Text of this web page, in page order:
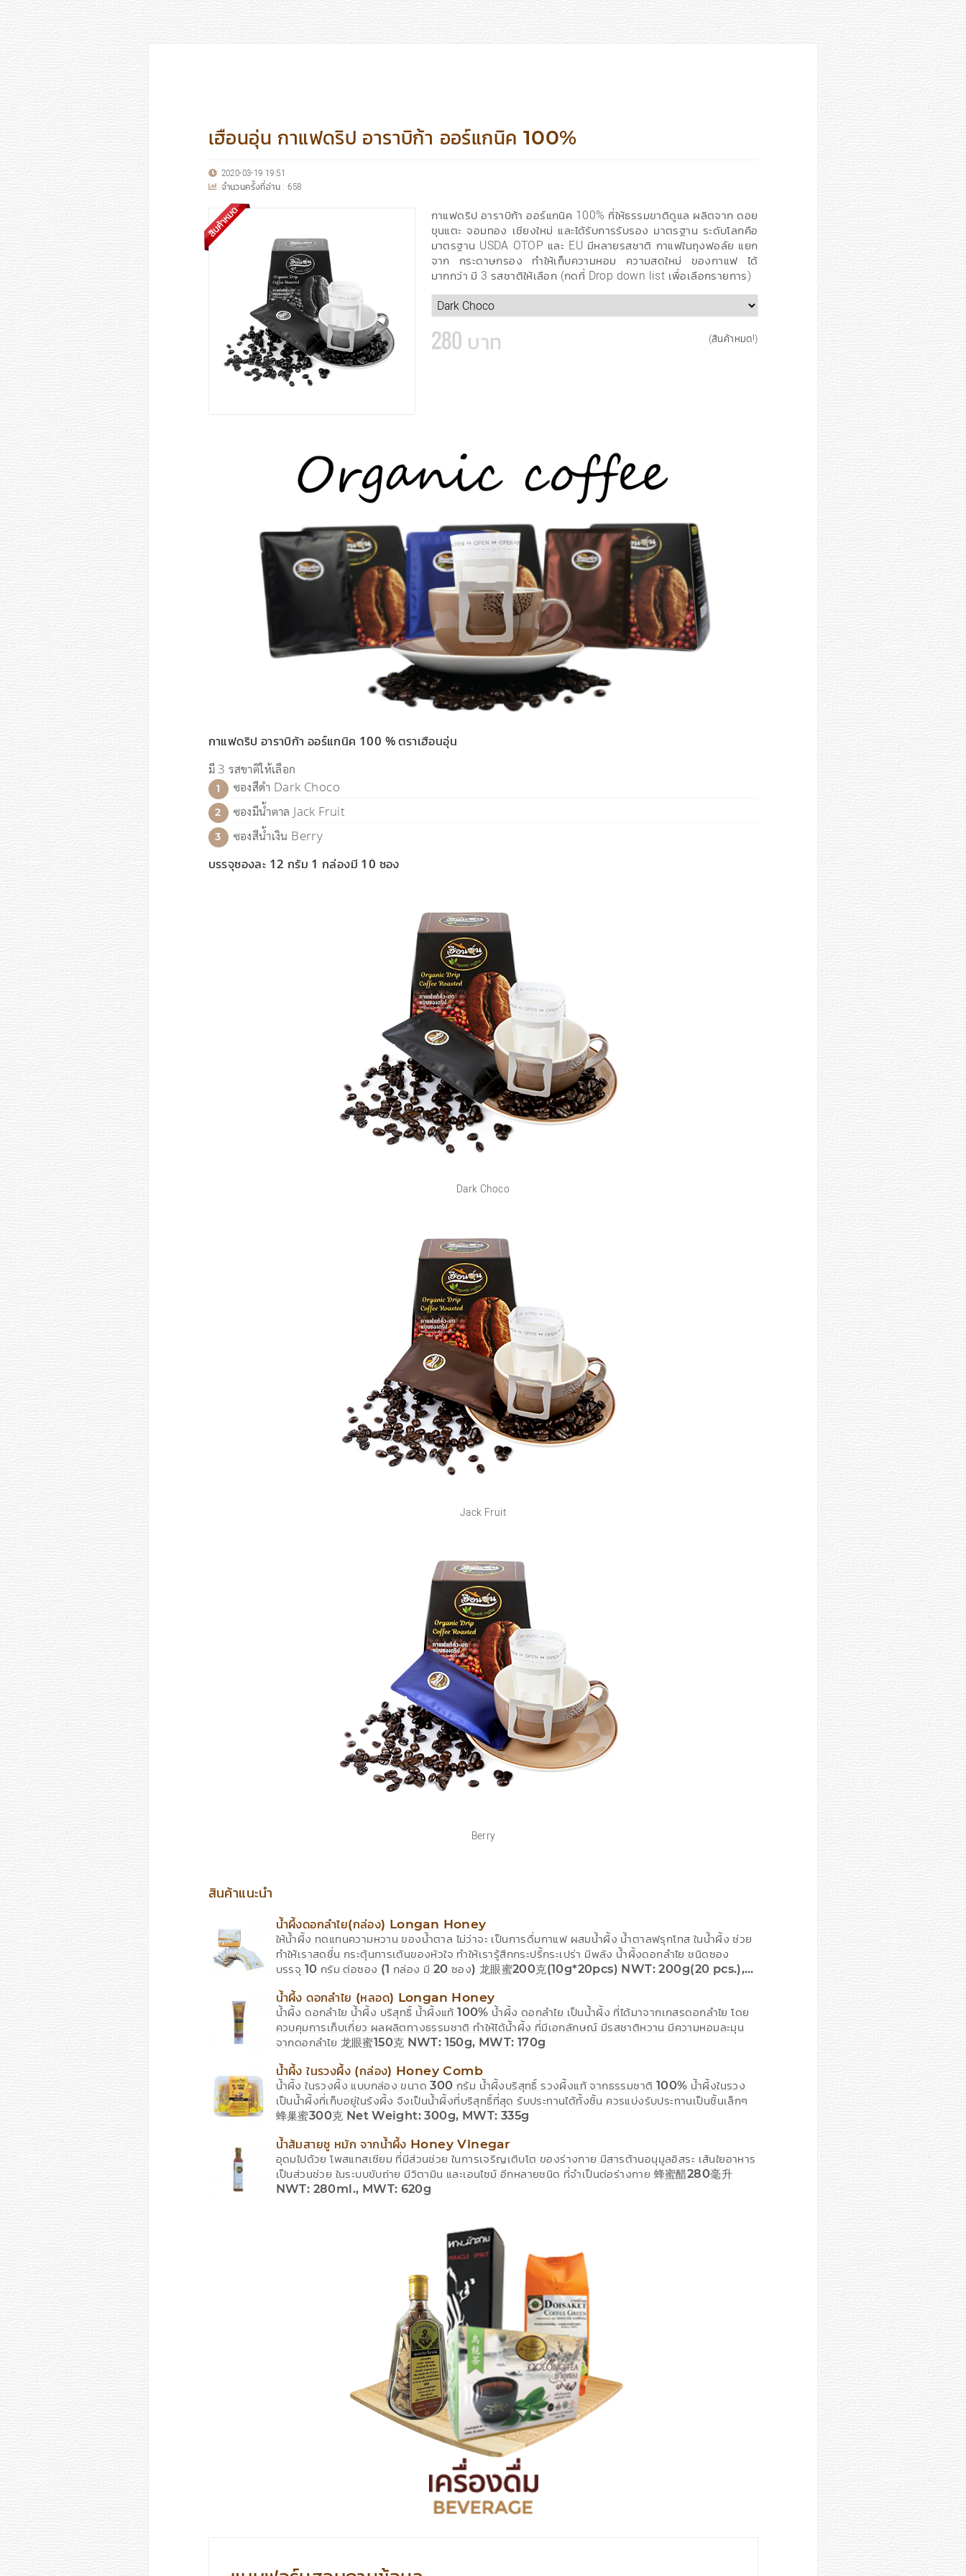
เฮือนอุ่น กาแฟดริป อาราบิก้า ออร์แกนิค 100%
2020-03-19 19:51
จำนวนครั้งที่อ่าน :658
กาแฟดริป อาราบิก้า ออร์แกนิค 100% ที่ให้ธรรมขาติดูแล ผลิตจาก ดอย
ขุนแตะ จอมทอง เชียงใหม่ และได้รับการรับรอง มาตรฐาน ระดับโลกคือ
มาตรฐาน USDA OTOP และ EU มีหลายรสชาติ กาแฟในถุงฟอล์ย แยก
จาก กระดาษกรอง ทำให้เก็บความหอม ความสดใหม่ ของกาแฟ ได้
มากกว่า มี 3 รสชาติให้เลือก (กดที่ Drop down list เพื่อเลือกรายการ)
280 บาท (สินค้าหมด!)
กาแฟดริป อาราบิก้า ออร์แกนิค 100 % ตราเฮือนอุ่น
มี 3 รสขาติให้เลือก
ซองสีดำ Dark Choco
ซองมีน้ำตาล Jack Fruit
ซองสีน้ำเงิน Berry
บรรจุซองละ 12 กรัม 1 กล่องมี 10 ซอง
Dark Choco
Jack Fruit
Berry
สินค้าแนะนำ
น้ำผึ้งดอกลำไย(กล่อง) Longan Honey
ให้น้ำผึ้ง ทดแทนความหวาน ของน้ำตาล ไม่ว่าจะ เป็นการดื่มกาแฟ ผสมน้ำผึ้ง น้ำตาลฟรุกโทส ในน้ำผึ้ง ช่วย
ทำให้เราสดชื่น กระตุ้นการเต้นของหัวใจ ทำให้เรารู้สึกกระปรี้กระเปร่า มีพลัง น้ำผึ้งดอกลำไย ชนิดซอง
บรรจุ 10 กรัม ต่อซอง (1 กล่อง มี 20 ซอง) 龙眼蜜200克(10g*20pcs) NWT: 200g(20 pcs.),
น้ำผึ้ง ดอกลำไย (หลอด) Longan Honey
น้ำผึ้ง ดอกลำไย น้ำผึ้ง บริสุทธิ์ น้ำผึ้งแท้ 100% น้ำผึ้ง ดอกลำไย เป็นน้ำผึ้ง ที่ได้มาจากเกสรดอกลำไย โดย
ควบคุมการเก็บเกี่ยว ผลผลิตทางธรรมชาติ ทำให้ได้น้ำผึ้ง ที่มีเอกลักษณ์ มีรสชาติหวาน มีความหอมละมุน
จากดอกลำไย 龙眼蜜150克 NWT: 150g, MWT: 170g
น้ำผึ้ง ในรวงผึ้ง (กล่อง) Honey Comb
น้ำผึ้ง ในรวงผึ้ง แบบกล่อง ขนาด 300 กรัม น้ำผึ้งบริสุทธิ์ รวงผึ้งแท้ จากธรรมชาติ 100% น้ำผึ้งในรวง
เป็นน้ำผึ้งที่เก็บอยู่ในรังผึ้ง จึงเป็นน้ำผึ้งที่บริสุทธิ์ที่สุด รับประทานได้ทั้งชิ้น ควรแบ่งรับประทานเป็นชิ้นเล็กๆ
蜂巢蜜300克 Net Weight: 300g, MWT: 335g
น้ำส้มสายชู หมัก จากน้ำผึ้ง Honey Vinegar
อุดมไปด้วย โพสแทสเซียม ที่มีส่วนช่วย ในการเจริญเติบโต ของร่างกาย มีสารต้านอนุมูลอิสระ เส้นใยอาหาร
เป็นส่วนช่วย ในระบบขับถ่าย มีวิตามิน และเอนไซม์ อีกหลายชนิด ที่จำเป็นต่อร่างกาย 蜂蜜醋280毫升
NWT: 280ml., MWT: 620g